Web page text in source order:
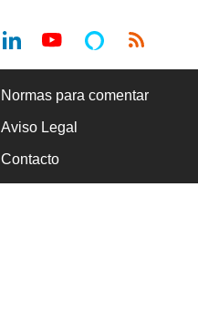
Normas para comentar
Aviso Legal
Contacto